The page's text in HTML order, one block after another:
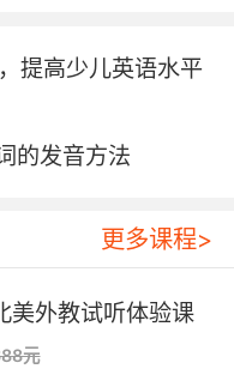
符号的组合，关键
结合故事情节或图
教师或家长可以将
事情节或图像相结
果）这个单词时，
孩子们更好地理解
趣味连词缩写学习
们积极参与互动。
演等方式，让孩子
高学习效果。 三、
提高少儿英语水平
的发音方法
更多课程>
美外教试听体验课
元